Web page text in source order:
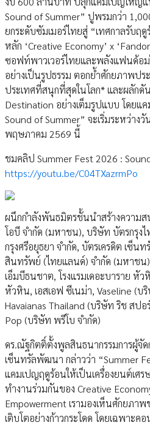
Sound of Summer” ปูพรมกว่า
ยกระดับซัมเมอร์ไทยสู่ “เทศกาลรับฤ
หลัก ‘Creative Economy’ x
ซอฟท์พาวเวอร์ไทยและพลังแฟนด้อม
อย่างเป็นรูปธรรม ตอกย้ำศักยภาพปร
ประเทศที่สนุกที่สุดในโลก* และผลักดั
Destination อย่างเต็มรูปแบบ โดยแ
Sound of Summer” จะเริ่มระหว่าง
พฤษภาคม 2569 นี้
ชมคลิป Summer Fest 2026 :
https://youtu.be/C04TXazrmPo
ผนึกกำลังพันธมิตรชั้นนำสร้างความส
โอบี จำกัด (มหาชน), บริษัท บัตรกรุง
กรุงศรีอยุธยา จำกัด, บัตรเครดิต เซ็น
สินทรัพย์ (ไทยแลนด์) จำกัด (มหาชน
เอ็มบีธนชาต, โรงแรมเดอะบาราย หัว
หัวหิน, เอสเอฟ ซีเนม่า, Vaseline (บ
Havaianas Thailand (บริษัท ริช สป
Pop (บริษัท พรีโบ จํากัด)
ดร.ณัฐกิตติ์ตั้งพูลสินธนากรรมการผู้จั
เซ็นทรัลพัฒนา กล่าวว่า “Summer
แคมเปญฤดูร้อนให้เป็นเครื่องยนต์เศร
ทำงานร่วมกันของ Creative
Empowerment เรามองเห็นศักยภา
เติบโตอย่างก้าวกระโดด โดยเฉพาะ